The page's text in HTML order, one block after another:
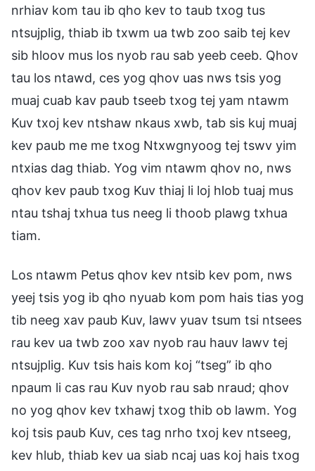
nrhiav kom tau ib qho kev to taub txog tus
ntsujplig, thiab ib txwm ua twb zoo saib tej kev
sib hloov mus los nyob rau sab yeeb ceeb. Qhov
tau los ntawd, ces yog qhov uas nws tsis yog
muaj cuab kav paub tseeb txog tej yam ntawm
Kuv txoj kev ntshaw nkaus xwb, tab sis kuj muaj
kev paub me me txog Ntxwgnyoog tej tswv yim
ntxias dag thiab. Yog vim ntawm qhov no, nws
qhov kev paub txog Kuv thiaj li loj hlob tuaj mus
ntau tshaj txhua tus neeg li thoob plawg txhua
tiam.
Los ntawm Petus qhov kev ntsib kev pom, nws
yeej tsis yog ib qho nyuab kom pom hais tias yog
tib neeg xav paub Kuv, lawv yuav tsum tsi ntsees
rau kev ua twb zoo xav nyob rau hauv lawv tej
ntsujplig. Kuv tsis hais kom koj “tseg” ib qho
npaum li cas rau Kuv nyob rau sab nraud; qhov
no yog qhov kev txhawj txog thib ob lawm. Yog
koj tsis paub Kuv, ces tag nrho txoj kev ntseeg,
kev hlub, thiab kev ua siab ncaj uas koj hais txog